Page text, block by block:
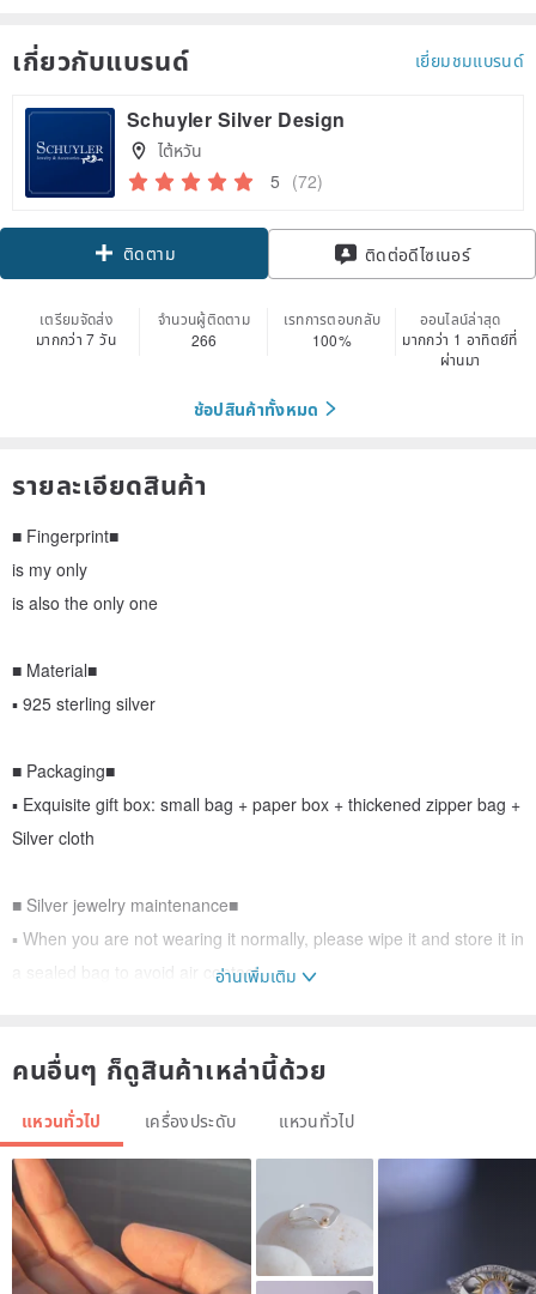
เกี่ยวกับแบรนด์ เยี่ยมชมแบรนด์
Schuyler Silver Design
ไต้หวัน
5 (72)
ติดตาม ติดต่อดีไซเนอร์
เตรียมจัดส่ง
มากกว่า 7 วัน
จำนวนผู้ติดตาม
266
เรทการตอบกลับ
100%
ออนไลน์ล่าสุด
มากกว่า 1 อาทิตย์ที่
ผ่านมา
ช้อปสินค้าทั้งหมด
รายละเอียดสินค้า
■ Fingerprint■
is my only
is also the only one
■ Material■
▪️ 925 sterling silver
■ Packaging■
▪️ Exquisite gift box: small bag + paper box + thickened zipper bag +
Silver cloth
■ Silver jewelry maintenance■
▪️ When you are not wearing it normally, please wipe it and store it in
a sealed bag to avoid air contact
▪️ Please stay away from hot springs, swimming pools or seaside
when wearing silver jewelry to prevent the jewelry from oxidizing
and turning black
▪️ Do not use Silver washing water to clean silver jewelry set with
Gemstone
■ Magic Silver cleaning cloth■
อ่านเพิ่มเติม
คนอื่นๆ ก็ดูสินค้าเหล่านี้ด้วย
แหวนทั่วไป เครื่องประดับ แหวนทั่วไป